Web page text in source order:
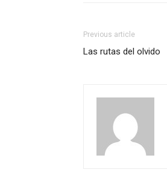
Previous article
Las rutas del olvido